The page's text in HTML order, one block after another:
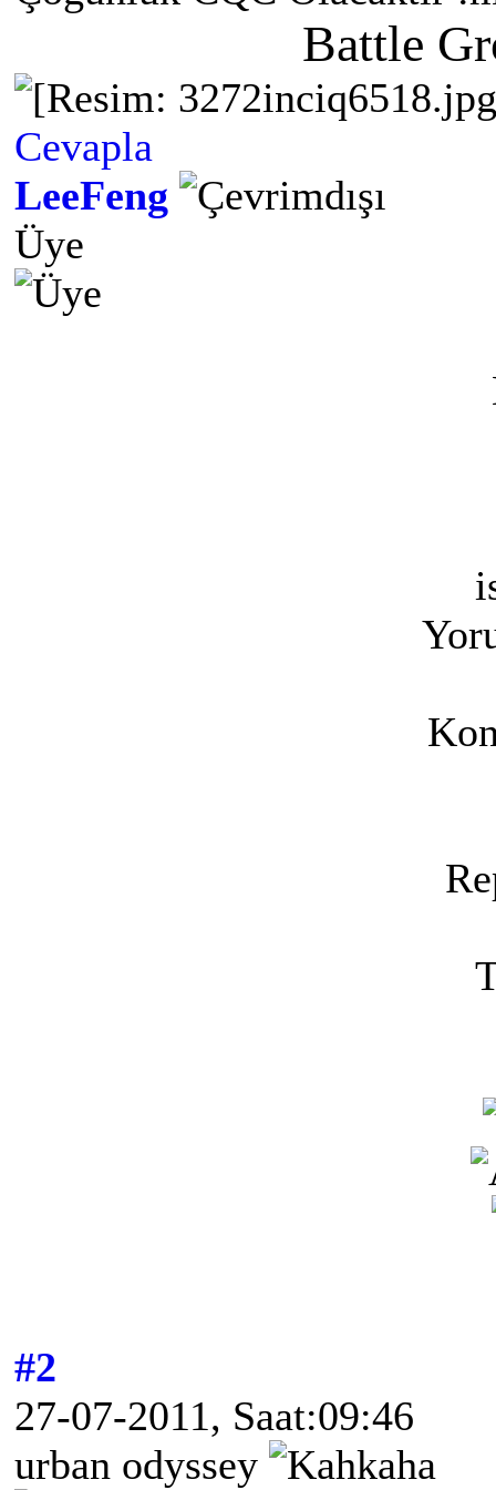
Battle
Cevapla
LeeFeng
Üye
#2
27-07-2011, Saat:09:46
urban odyssey